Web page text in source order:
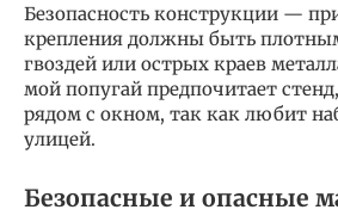
Безопасность конструкции —
крепления должны быть
гвоздей или острых краев
мой попугай предпочитает
рядом с окном, так как любит
улицей.
Безопасные и опасные